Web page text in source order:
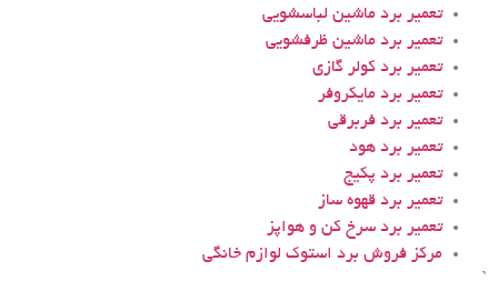
تعمیر برد ماشین لباسشویی
تعمیر برد ماشین ظرفشویی
تعمیر برد کولر گازی
تعمیر برد مایکروفر
تعمیر برد فربرقی
تعمیر برد هود
تعمیر برد پکیج
تعمیر برد قهوه ساز
تعمیر برد سرخ کن و هواپز
مرکز فروش برد استوک لوازم خانگی
`